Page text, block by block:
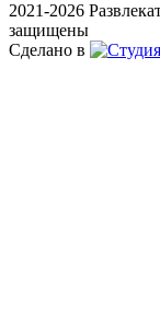
2021-2026
защищены
Сделано в